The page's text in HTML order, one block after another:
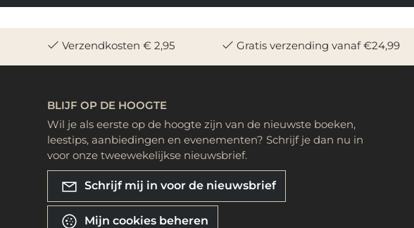
Verzendkosten € 2,95 Gratis verzending vanaf €24,99
BLIJF OP DE HOOGTE
Wil je als eerste op de hoogte zijn van de nieuwste boeken,
leestips, aanbiedingen en evenementen? Schrijf je dan nu in
voor onze tweewekelijkse nieuwsbrief.
Schrijf mij in voor de nieuwsbrief
Mijn cookies beheren